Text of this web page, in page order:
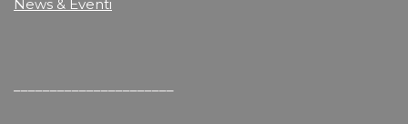
News & Eventi